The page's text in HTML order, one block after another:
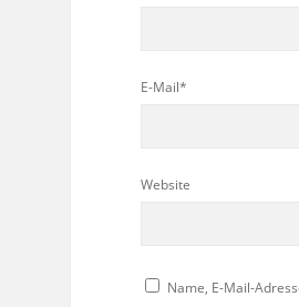
E-Mail*
Website
Name, E-Mail-